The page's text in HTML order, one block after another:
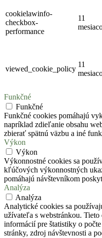
cookielawinfo-
checkbox-
performance
11
viewed_cookie_policy
11
Funkčné
Funkčné
Funkčné cookies pomáhajú
napríklad zdieľanie obsahu
zbierať spätnú väzbu a iné
Výkon
Výkon
Výkonnostné cookies sa
kľúčových výkonnostných
pomáhajú návštevníkom
Analýza
Analýza
Analytické cookies sa
užívateľa s webstránkou.
informácií pre štatistiky o
stránky, zdroj návštevnosti a